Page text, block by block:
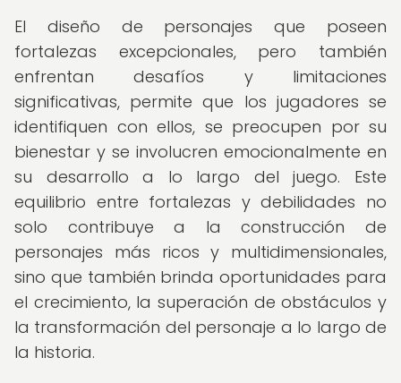
El diseño de personajes que poseen
fortalezas excepcionales, pero también
enfrentan desafíos y limitaciones
significativas, permite que los jugadores se
identifiquen con ellos, se preocupen por su
bienestar y se involucren emocionalmente en
su desarrollo a lo largo del juego. Este
equilibrio entre fortalezas y debilidades no
solo contribuye a la construcción de
personajes más ricos y multidimensionales,
sino que también brinda oportunidades para
el crecimiento, la superación de obstáculos y
la transformación del personaje a lo largo de
la historia.